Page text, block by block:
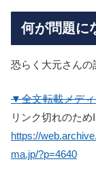
何が問題に
恐らく大元さんの
▼全文転載メデ
リンク切れのため
https://
ma.jp/?p=4640